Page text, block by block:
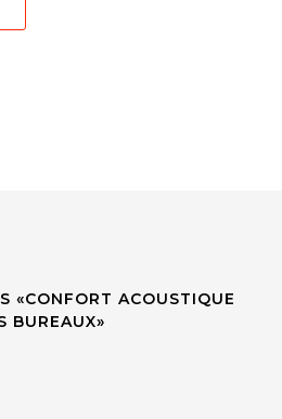
«CONFORT ACOUSTIQUE
BUREAUX»